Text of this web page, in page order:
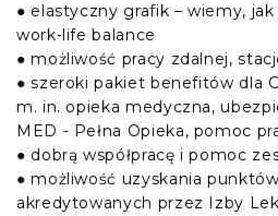
● elastyczny grafik – wiemy,
work-life balance
● możliwość pracy zdalnej,
● szeroki pakiet benefitów dla
m. in. opieka medyczna,
MED - Pełna Opieka, pomoc
● dobrą współpracę i pomoc
● możliwość uzyskania
akredytowanych przez Izby